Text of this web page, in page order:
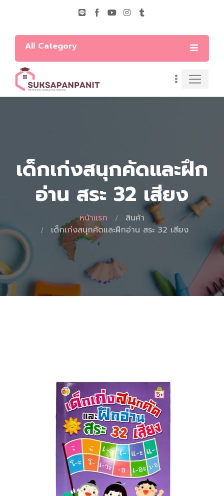
All Category
เด็กเก่งสนุกคัดและฝึก
อ่าน สระ 32 เสียง
หน้าแรก
สินค้า
เด็กเก่งสนุกคัดและฝึกอ่าน สระ 32 เสียง